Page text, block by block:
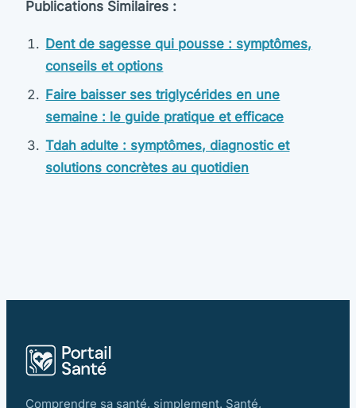
Publications Similaires :
Dent de sagesse qui pousse : symptômes,
conseils et options
Faire baisser ses triglycérides en une
semaine : le guide pratique et efficace
Tdah adulte : symptômes, diagnostic et
solutions concrètes au quotidien
Comprendre sa santé, simplement. Santé,